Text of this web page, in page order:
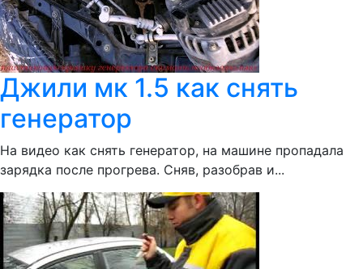
Джили мк 1.5 как снять
генератор
На видео как снять генератор, на машине пропадала
зарядка после прогрева. Сняв, разобрав и...